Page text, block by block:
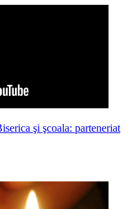
şi şcoala: parteneriat